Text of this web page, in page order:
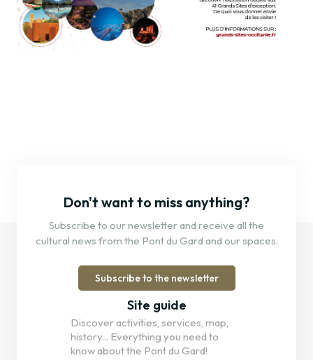
Don't want to miss anything?
Subscribe to our newsletter and receive all the
cultural news from the Pont du Gard and our spaces.
Subscribe to the newsletter
Site guide
Discover activities, services, map,
history... Everything you need to
know about the Pont du Gard!